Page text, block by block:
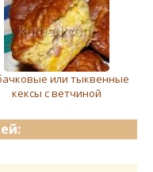
или тыквенные
кексы с ветчиной